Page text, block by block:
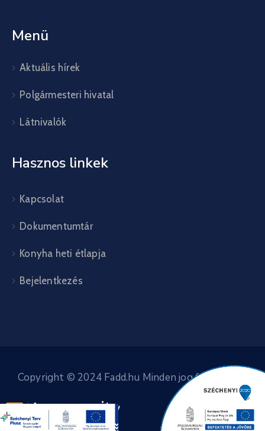
Menü
Aktuális hírek
Polgármesteri hivatal
Látnivalók
Hasznos linkek
Kapcsolat
Dokumentumtár
Konyha heti étlapja
Bejelentkezés
Copyright © 2024 Fadd.hu Minden jog fenntartva.